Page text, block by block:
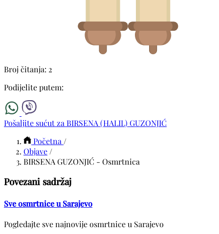
Broj čitanja: 2
Podijelite putem:
Pošaljite sućut za BIRSENA (HALIL) GUZONJIĆ
Početna /
Objave /
BIRSENA GUZONJIĆ - Osmrtnica
Povezani sadržaj
Sve osmrtnice u Sarajevo
Pogledajte sve najnovije osmrtnice u Sarajevo